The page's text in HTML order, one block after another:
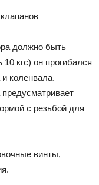
должно быть
кгс) он прогибался
коленвала.
с резьбой для
винты,